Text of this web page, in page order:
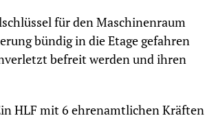
für den Maschinenraum
bündig in die Etage gefahren
befreit werden und ihren
HLF mit 6 ehrenamtlichen Kräften